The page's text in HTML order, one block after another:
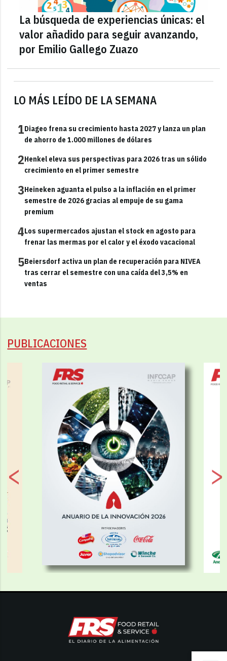
LO MÁS LEÍDO DE LA SEMANA
1Diageo frena su crecimiento hasta 2027 y lanza un plan
de ahorro de 1.000 millones de dólares
2Henkel eleva sus perspectivas para 2026 tras un sólido
crecimiento en el primer semestre
3Heineken aguanta el pulso a la inflación en el primer
semestre de 2026 gracias al empuje de su gama
premium
4Los supermercados ajustan el stock en agosto para
frenar las mermas por el calor y el éxodo vacacional
5Beiersdorf activa un plan de recuperación para NIVEA
tras cerrar el semestre con una caída del 3,5% en
ventas
La búsqueda de experiencias únicas: el
valor añadido para seguir avanzando,
por Emilio Gallego Zuazo
PUBLICACIONES